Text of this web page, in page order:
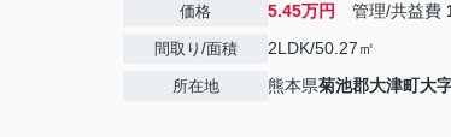
価格 5.45万円 管理/共益費
間取り/面積 2LDK/50.27㎡
所在地 熊本県菊池郡大津町大